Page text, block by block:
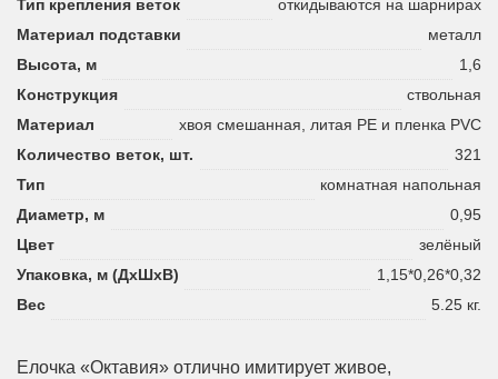
Тип крепления веток
откидываются на шарнирах
Материал подставки
металл
Высота, м
1,6
Конструкция
ствольная
Материал
хвоя смешанная, литая PE и пленка PVC
Количество веток, шт.
321
Тип
комнатная напольная
Диаметр, м
0,95
Цвет
зелёный
Упаковка, м (ДхШхВ)
1,15*0,26*0,32
Вес
5.25 кг.
Елочка «Октавия» отлично имитирует живое,